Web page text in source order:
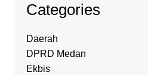
Categories
Daerah
DPRD Medan
Ekbis